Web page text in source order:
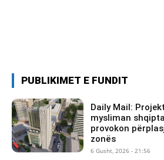
PUBLIKIMET E FUNDIT
Daily Mail:
mysliman
provokon
zonës
6 Gusht, 2026 - 21:56